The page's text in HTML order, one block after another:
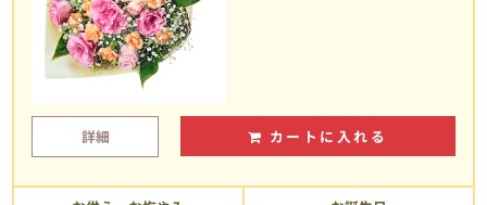
詳細 カートに入れる